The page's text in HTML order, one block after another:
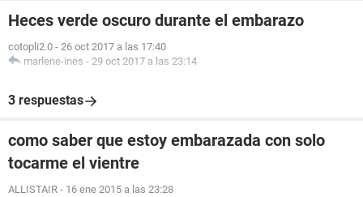
Heces verde oscuro durante el embarazo
cotopli2.0 - 26 oct 2017 a las 17:40
marlene-ines - 29 oct 2017 a las 23:14
3 respuestas
como saber que estoy embarazada con solo
tocarme el vientre
ALLISTAIR - 16 ene 2015 a las 23:28